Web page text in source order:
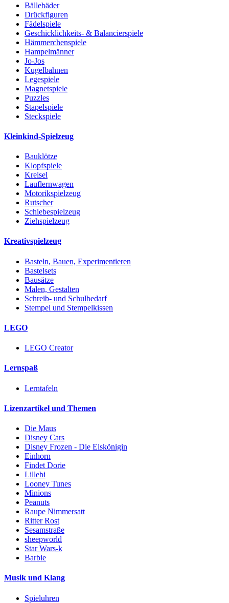
Bällebäder
Drückfiguren
Fädelspiele
Geschicklichkeits- & Balancierspiele
Hämmerchenspiele
Hampelmänner
Jo-Jos
Kugelbahnen
Legespiele
Magnetspiele
Puzzles
Stapelspiele
Steckspiele
Kleinkind-Spielzeug
Bauklötze
Klopfspiele
Kreisel
Lauflernwagen
Motorikspielzeug
Rutscher
Schiebespielzeug
Ziehspielzeug
Kreativspielzeug
Basteln, Bauen, Experimentieren
Bastelsets
Bausätze
Malen, Gestalten
Schreib- und Schulbedarf
Stempel und Stempelkissen
LEGO
LEGO Creator
Lernspaß
Lerntafeln
Lizenzartikel und Themen
Die Maus
Disney Cars
Disney Frozen - Die Eiskönigin
Einhorn
Findet Dorie
Lillebi
Looney Tunes
Minions
Peanuts
Raupe Nimmersatt
Ritter Rost
Sesamstraße
sheepworld
Star Wars-k
Barbie
Musik und Klang
Spieluhren